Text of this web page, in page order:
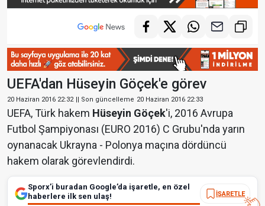
UEFA'dan Hüseyin Göçek'e görev
20 Haziran 2016 22:32 || Son güncelleme 20 Haziran 2016 22:33
UEFA, Türk hakem Hüseyin Göçek'i, 2016 Avrupa
Futbol Şampiyonası (EURO 2016) C Grubu'nda yarın
oynanacak Ukrayna - Polonya maçına dördüncü
hakem olarak görevlendirdi.
Sporx’i buradan Google’da işaretle, en özel
haberlere ilk sen ulaş!
İŞARETLE